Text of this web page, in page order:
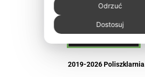
2019-2026
Odrzuć
Dostosuj